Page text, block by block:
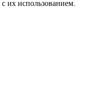
их использованием.